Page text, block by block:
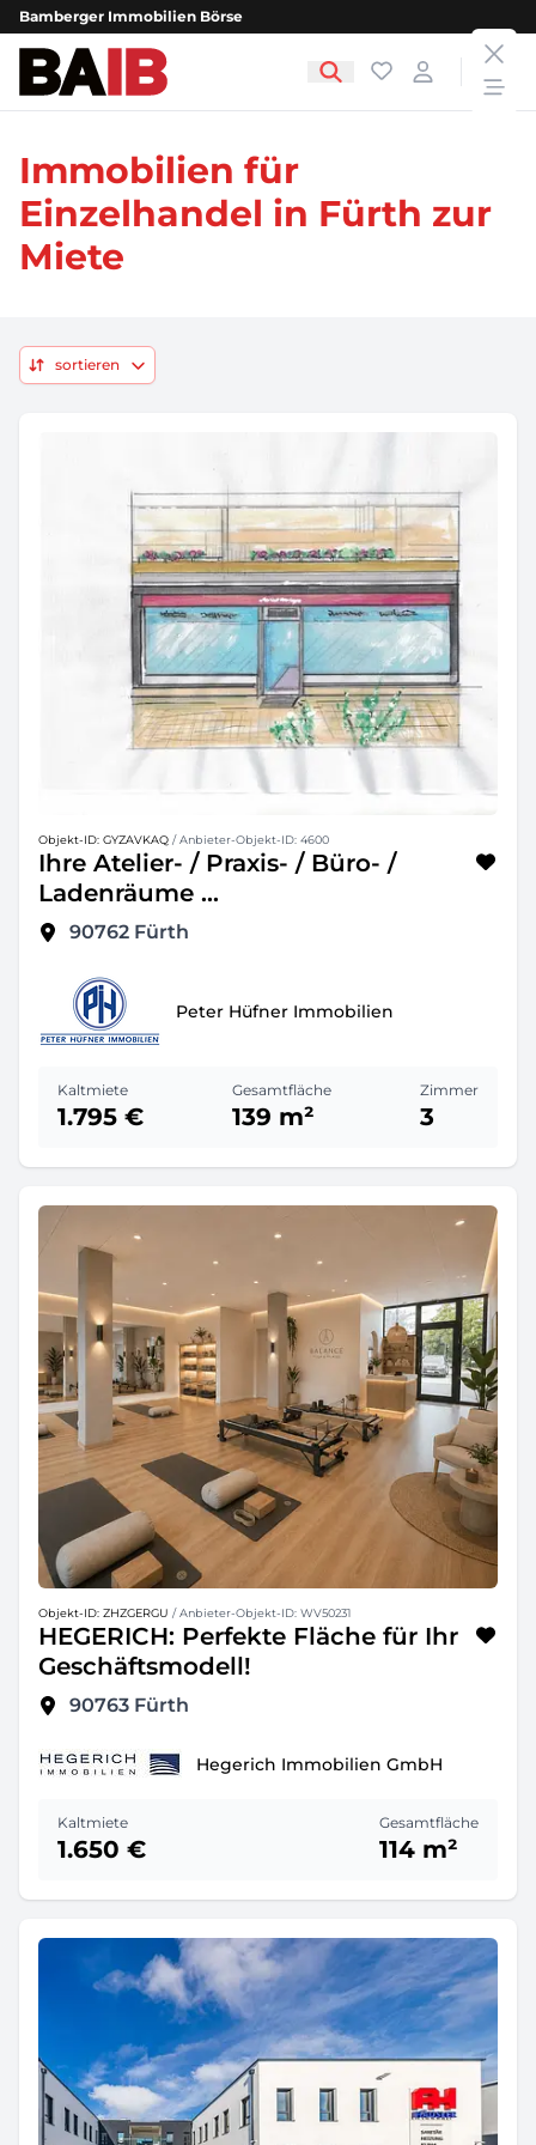
Bamberger Immobilien Börse
Bamberger Immobilien Börse Favoriten
Login
Immobilien für
Einzelhandel in Fürth zur
Miete
sortieren
Objekt-ID: GYZAVKAQ / Anbieter-Objekt-ID: 4600
Ihre Atelier- / Praxis- / Büro- /
Ladenräume ...
90762 Fürth
Peter Hüfner Immobilien
Kaltmiete
1.795 €
Gesamtfläche
139 m²
Zimmer
3
Objekt-ID: ZHZGERGU / Anbieter-Objekt-ID: WV50231
HEGERICH: Perfekte Fläche für Ihr
Geschäftsmodell!
90763 Fürth
Hegerich Immobilien GmbH
Kaltmiete
1.650 €
Gesamtfläche
114 m²